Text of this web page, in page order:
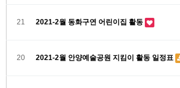
21 2021-2월 동화구연 어린이집 활동
20 2021-2월 안양예술공원 지킴이 활동 일정표